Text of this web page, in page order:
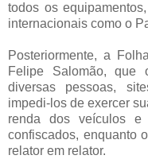
todos os
internacionais como o
Posteriormente, a
Felipe Salomão, que
diversas pessoas,
impedi-los de exercer
renda dos veículos e
confiscados, enquanto
relator em relator.